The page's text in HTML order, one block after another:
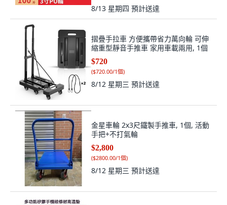
8/13 星期四 預計送達
摺疊手拉車 方便攜帶省力萬向輪 可伸
縮重型靜音手推車 家用車載兩用, 1個
$720
($720.00/1個)
8/12 星期三 預計送達
金星車輪 2x3尺鐵製手推車, 1個, 活動
手把+不打氣輪
$2,800
($2800.00/1個)
8/12 星期三 預計送達